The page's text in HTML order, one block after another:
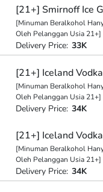
[21+] Smirnoff Ice
[Minuman Beralkohol
Oleh Pelanggan Usia 21+]
Delivery Price: 33K
[21+] Iceland
[Minuman Beralkohol
Oleh Pelanggan Usia 21+]
Delivery Price: 34K
[21+] Iceland
[Minuman Beralkohol
Oleh Pelanggan Usia 21+]
Delivery Price: 34K